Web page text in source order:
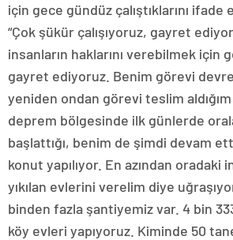
için gece gündüz çalıştıklarını ifade
“Çok şükür çalışıyoruz, gayret
insanların haklarını verebilmek için
gayret ediyoruz. Benim görevi
yeniden ondan görevi teslim
deprem bölgesinde ilk günlerde
başlattığı, benim de şimdi devam
konut yapılıyor. En azından oradaki
yıkılan evlerini verelim diye
binden fazla şantiyemiz var. 4 bin
köy evleri yapıyoruz. Kiminde 50